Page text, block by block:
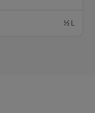
½ L